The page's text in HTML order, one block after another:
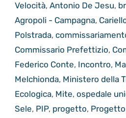
Velocità, Antonio De Jesu,
Agropoli - Campagna,
Polstrada,
Commissario Prefettizio,
Federico Conte, Incontro,
Melchionda, Ministero della
Ecologica, Mite, ospedale
Sele, PIP, progetto,